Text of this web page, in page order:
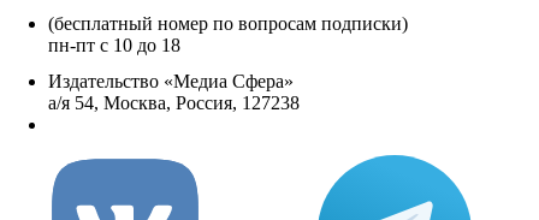
(бесплатный номер по вопросам подписки)
пн-пт с 10 до 18
Издательство «Медиа Сфера»
а/я 54, Москва, Россия, 127238